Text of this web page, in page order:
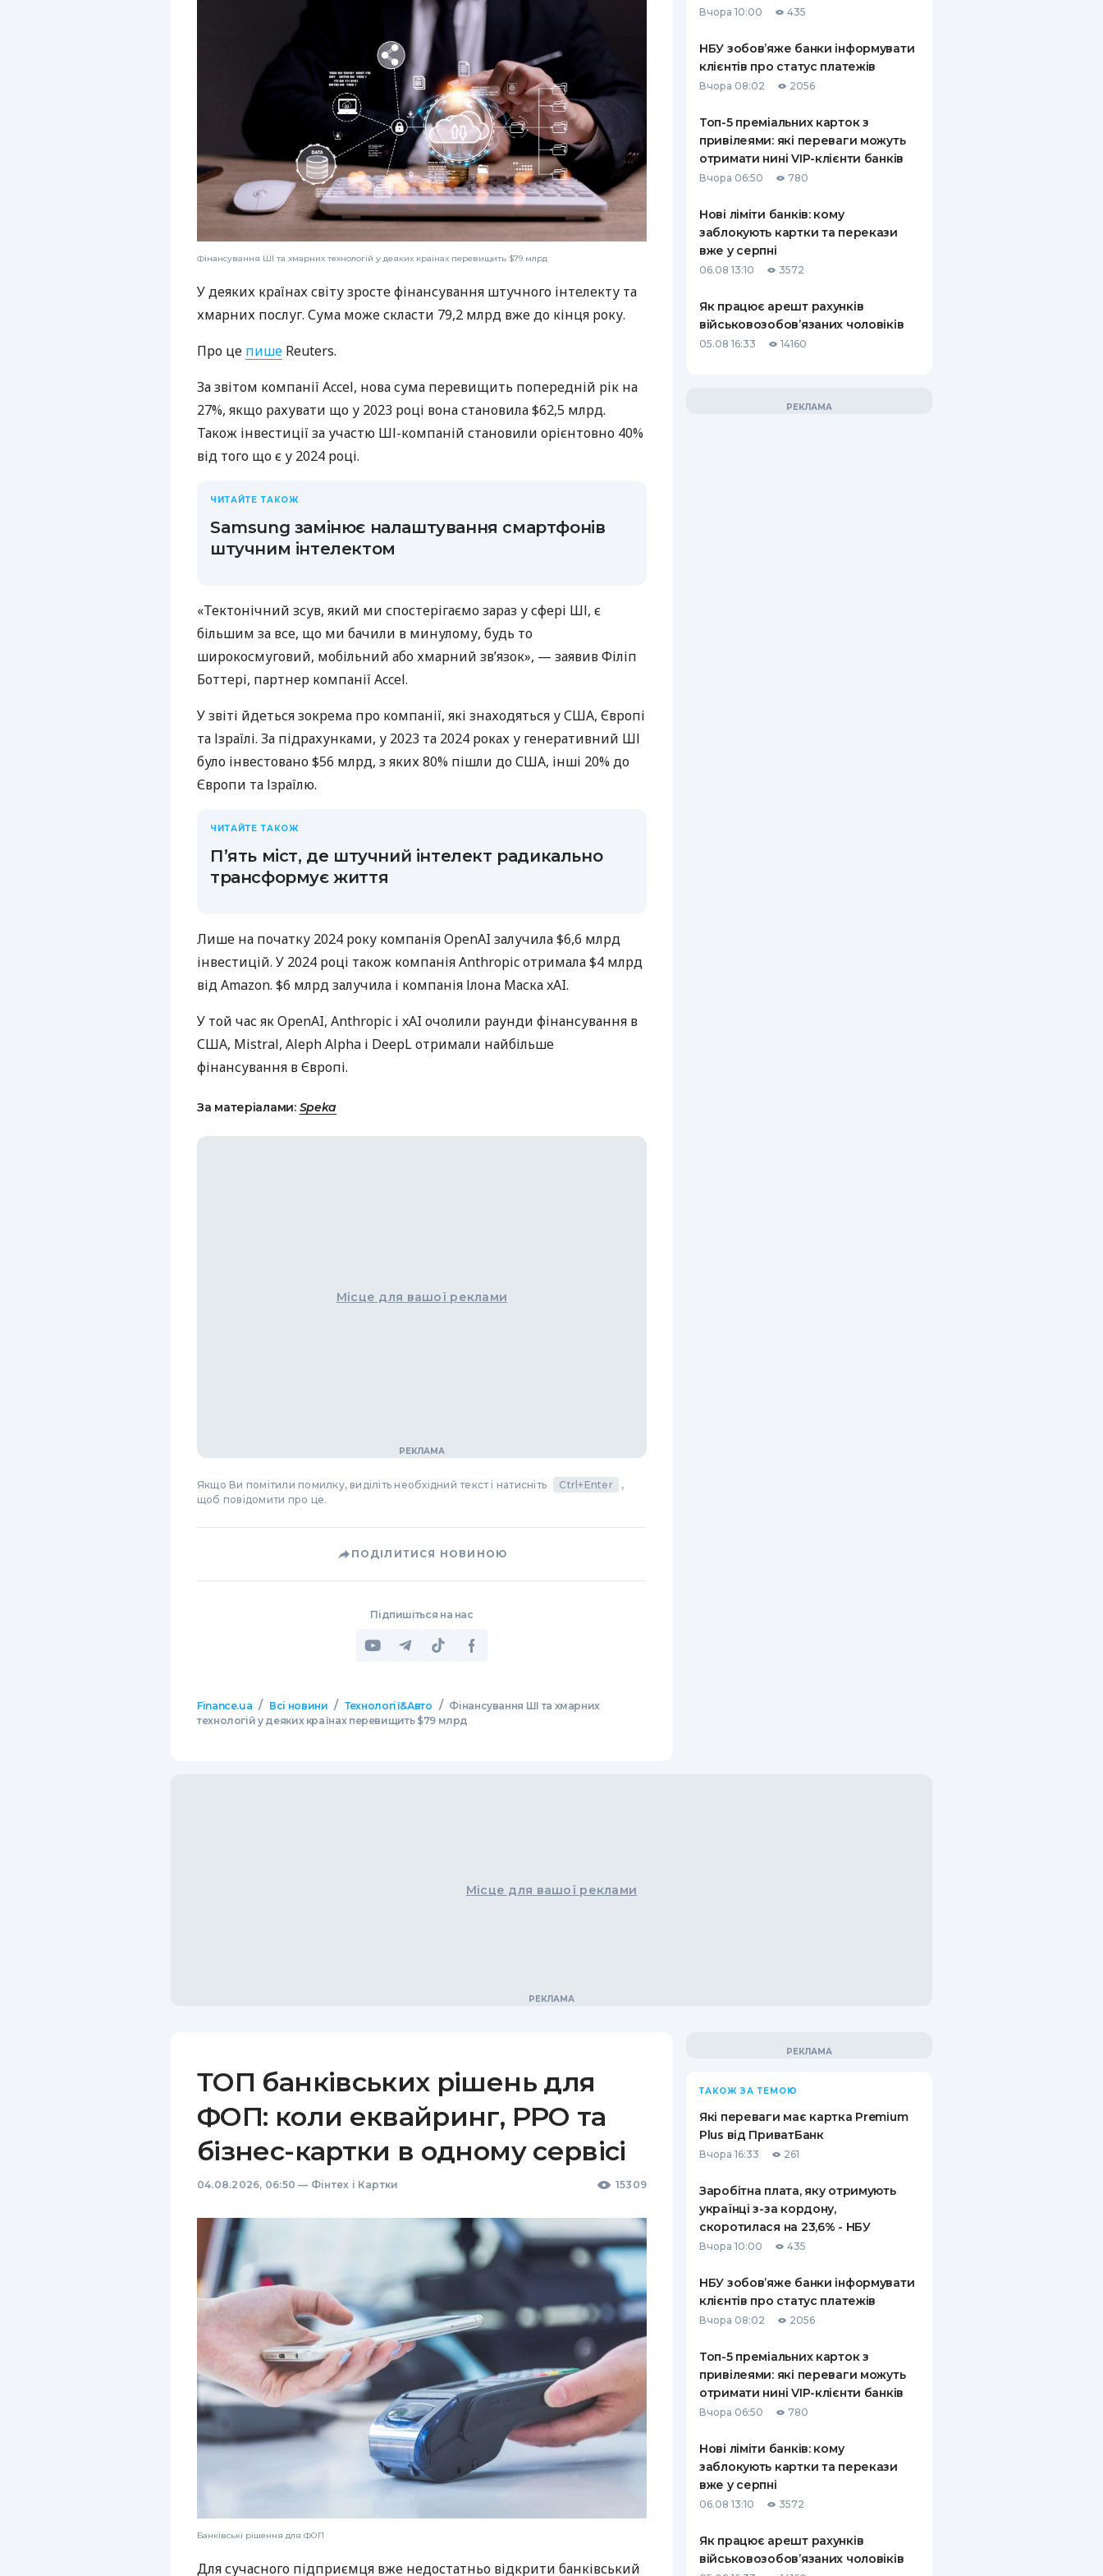
РЕЙТИНГ ДЕБЕТОВИХ
ЩОМІСЯЧНИЙ ОГЛЯД
КЕШБЕКУ
ПУТІВНИКИ ПО
БАНКІВСЬКИХ КАРТКАХ
СТРАХУВАННЮ
ВСІ СТРАХОВІ ПОЛІСИ
ВІДГУКИ ПРО СТРАХОВІ
КОМПАНІЇ
КОНТАКТИ
Фінансування ШІ та хмарних технологій у деяких країнах перевищить $79 млрд
У деяких країнах світу зросте фінансування штучного інтелекту та
хмарних послуг. Сума може скласти 79,2 млрд вже до кінця року.
Про це пише Reuters.
За звітом компанії Accel, нова сума перевищить попередній рік на
27%, якщо рахувати що у 2023 році вона становила $62,5 млрд.
Також інвестиції за участю ШІ-компаній становили орієнтовно 40%
від того що є у 2024 році.
ЧИТАЙТЕ ТАКОЖ
Samsung замінює налаштування смартфонів
штучним інтелектом
«Тектонічний зсув, який ми спостерігаємо зараз у сфері ШІ, є
більшим за все, що ми бачили в минулому, будь то
широкосмуговий, мобільний або хмарний зв’язок», — заявив Філіп
Боттері, партнер компанії Accel.
У звіті йдеться зокрема про компанії, які знаходяться у США, Європі
та Ізраїлі. За підрахунками, у 2023 та 2024 роках у генеративний ШІ
було інвестовано $56 млрд, з яких 80% пішли до США, інші 20% до
Європи та Ізраїлю.
ЧИТАЙТЕ ТАКОЖ
П’ять міст, де штучний інтелект радикально
трансформує життя
Лише на початку 2024 року компанія OpenAI залучила $6,6 млрд
інвестицій. У 2024 році також компанія Anthropic отримала $4 млрд
від Amazon. $6 млрд залучила і компанія Ілона Маска xAI.
У той час як OpenAI, Anthropic і xAI очолили раунди фінансування в
США, Mistral, Aleph Alpha і DeepL отримали найбільше
фінансування в Європі.
За матеріалами: Speka
Місце для вашої реклами
Якщо Ви помітили помилку, виділіть необхідний текст і натисніть Ctrl+Enter
,
щоб повідомити про це.
ПОДІЛИТИСЯ НОВИНОЮ
Підпишіться на нас
Finance.ua / Всі новини / Технології&Авто / Фінансування ШІ та хмарних
технологій у деяких країнах перевищить $79 млрд
Вчора 10:00 435
НБУ зобов’яже банки інформувати
клієнтів про статус платежів
Вчора 08:02 2056
Топ-5 преміальних карток з
привілеями: які переваги можуть
отримати нині VIP-клієнти банків
Вчора 06:50 780
Нові ліміти банків: кому
заблокують картки та перекази
вже у серпні
06.08 13:10 3572
Як працює арешт рахунків
військовозобов’язаних чоловіків
05.08 16:33 14160
Місце для вашої реклами
ТОП банківських рішень для
ФОП: коли еквайринг, РРО та
бізнес-картки в одному сервісі
04.08.2026, 06:50 — Фінтех і Картки 15309
Банківські рішення для ФОП
Для сучасного підприємця вже недостатньо відкрити банківський
ТАКОЖ ЗА ТЕМОЮ
Які переваги має картка Premium
Plus від ПриватБанк
Вчора 16:33 261
Заробітна плата, яку отримують
українці з-за кордону,
скоротилася на 23,6% - НБУ
Вчора 10:00 435
НБУ зобов’яже банки інформувати
клієнтів про статус платежів
Вчора 08:02 2056
Топ-5 преміальних карток з
привілеями: які переваги можуть
отримати нині VIP-клієнти банків
Вчора 06:50 780
Нові ліміти банків: кому
заблокують картки та перекази
вже у серпні
06.08 13:10 3572
Як працює арешт рахунків
військовозобов’язаних чоловіків